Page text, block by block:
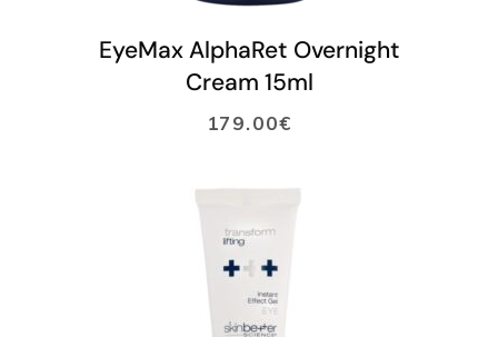
LISÄÄ OSTOSKORIIN
EyeMax AlphaRet Overnight
Cream 15ml
179.00€